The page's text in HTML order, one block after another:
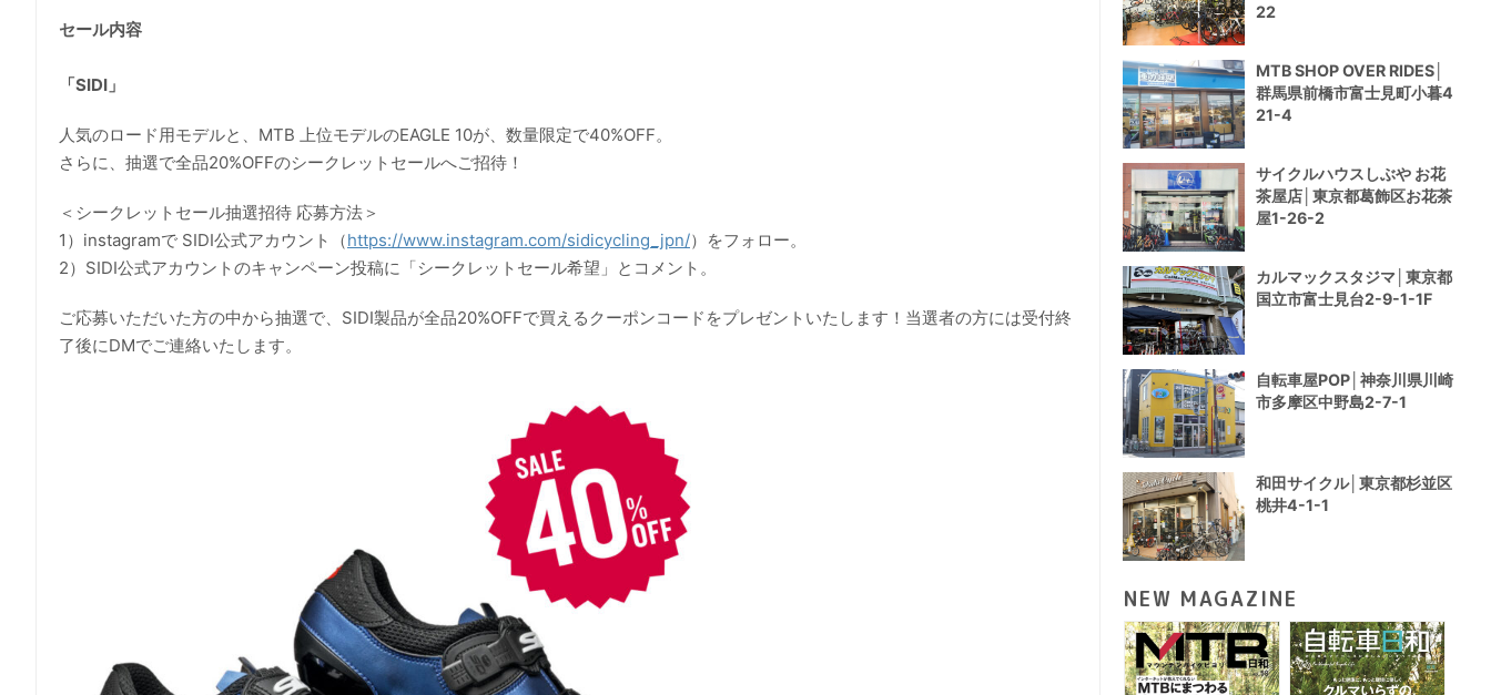
セール内容
「SIDI」
人気のロード用モデルと、MTB 上位モデルのEAGLE 10が、数量限定で40%OFF。
さらに、抽選で全品20%OFFのシークレットセールへご招待！
＜シークレットセール抽選招待 応募方法＞
1）instagramで SIDI公式アカウント（https://www.instagram.com/sidicycling_jpn/）をフォロー。
2）SIDI公式アカウントのキャンペーン投稿に「シークレットセール希望」とコメント。
ご応募いただいた方の中から抽選で、SIDI製品が全品20%OFFで買えるクーポンコードをプレゼントいたします！当選者の方には受付終
了後にDMでご連絡いたします。
22
MTB SHOP OVER RIDES│
群馬県前橋市富士見町小暮4
21-4
サイクルハウスしぶや お花
茶屋店│東京都葛飾区お花茶
屋1-26-2
カルマックスタジマ│東京都
国立市富士見台2-9-1-1F
自転車屋POP│神奈川県川崎
市多摩区中野島2-7-1
和田サイクル│東京都杉並区
桃井4-1-1
NEW MAGAZINE